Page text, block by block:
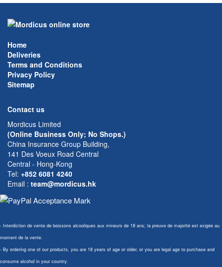
Home
Deliveries
Terms and Conditions
Privacy Policy
Sitemap
Contact us
Mordicus Limited
(Online Business Only; No Shops.)
China Insurance Group Building,
141 Des Voeux Road Central
Central - Hong-Kong
Tel: +852 6081 4240
Email : team@mordicus.hk
- Interdiction de vente de boissons alcooliques aux mineurs de 18 ans; la preuve de majorité est exigée au
moment de la vente.
- By ordering one of our products, you are 18 years of age or older, or you are legal age to purchase and
consume alcohol in your country.